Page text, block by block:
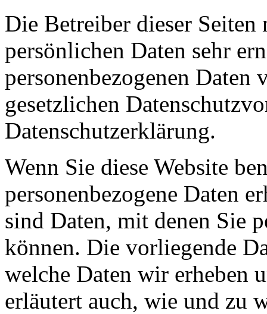
Die Betreiber dieser Seiten
persönlichen Daten sehr
personenbezogenen Daten
gesetzlichen
Datenschutzerklärung.
Wenn Sie diese Website
personenbezogene Daten
sind Daten, mit denen Sie
können. Die vorliegende
welche Daten wir erheben
erläutert auch, wie und zu